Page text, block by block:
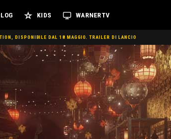
KIDS WARNERTV
DISPONIBILE DAL 18 MAGGIO. TRAILER DI LANCIO